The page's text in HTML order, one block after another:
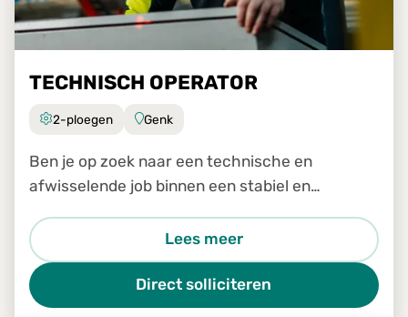
TECHNISCH OPERATOR
2-ploegen Genk
Ben je op zoek naar een technische en
afwisselende job binnen een stabiel en
Operator in Genk zeker iets voor jou.
Lees meer
Direct solliciteren